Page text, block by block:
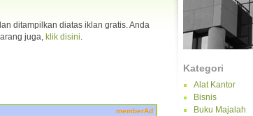
Kategori
Alat Kantor
Bisnis
Buku Majalah
ditampilkan diatas iklan gratis. Anda
juga, klik disini.
memberAd